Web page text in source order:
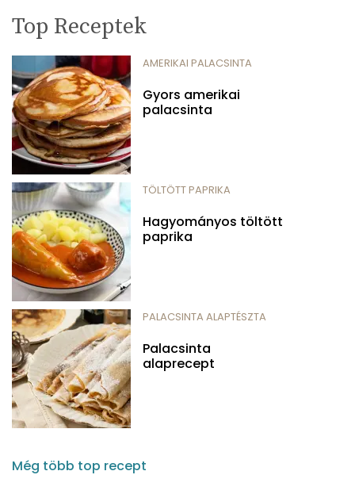
Top Receptek
AMERIKAI PALACSINTA
Gyors amerikai
palacsinta
TÖLTÖTT PAPRIKA
Hagyományos töltött
paprika
PALACSINTA ALAPTÉSZTA
Palacsinta
alaprecept
Még több top recept